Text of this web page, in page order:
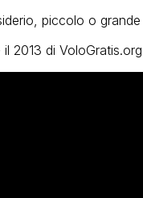
piccolo o
2013 di